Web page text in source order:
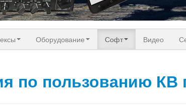
Оборудование Софт Видео
по пользованию